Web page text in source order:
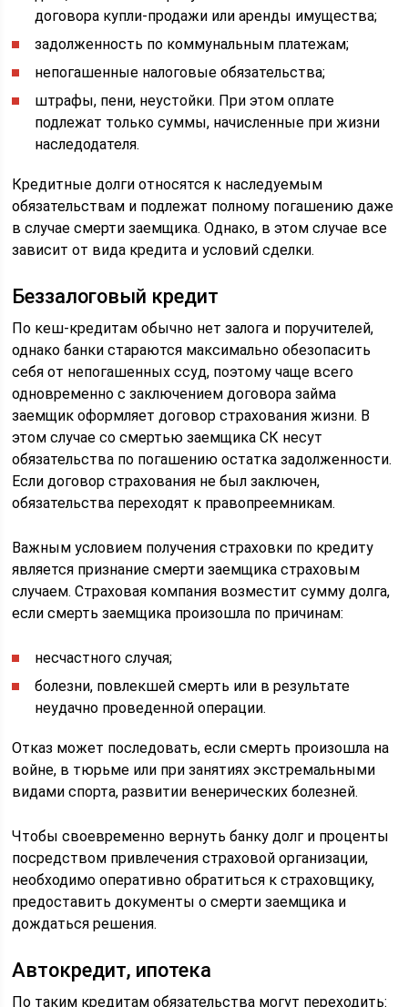
договора купли-продажи или аренды имущества;
задолженность по коммунальным платежам;
непогашенные налоговые обязательства;
штрафы, пени, неустойки. При этом оплате
подлежат только суммы, начисленные при жизни
наследодателя.
Кредитные долги относятся к наследуемым
обязательствам и подлежат полному погашению даже
в случае смерти заемщика. Однако, в этом случае все
зависит от вида кредита и условий сделки.
Беззалоговый кредит
По кеш-кредитам обычно нет залога и поручителей,
однако банки стараются максимально обезопасить
себя от непогашенных ссуд, поэтому чаще всего
одновременно с заключением договора займа
заемщик оформляет договор страхования жизни. В
этом случае со смертью заемщика СК несут
обязательства по погашению остатка задолженности.
Если договор страхования не был заключен,
обязательства переходят к правопреемникам.
Важным условием получения страховки по кредиту
является признание смерти заемщика страховым
случаем. Страховая компания возместит сумму долга,
если смерть заемщика произошла по причинам:
несчастного случая;
болезни, повлекшей смерть или в результате
неудачно проведенной операции.
Отказ может последовать, если смерть произошла на
войне, в тюрьме или при занятиях экстремальными
видами спорта, развитии венерических болезней.
Чтобы своевременно вернуть банку долг и проценты
посредством привлечения страховой организации,
необходимо оперативно обратиться к страховщику,
предоставить документы о смерти заемщика и
дождаться решения.
Автокредит, ипотека
По таким кредитам обязательства могут переходить: